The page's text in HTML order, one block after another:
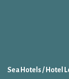
Sea Hotels / Hotel